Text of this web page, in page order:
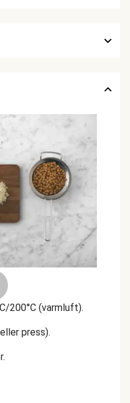
200°C (varmluft).
press).